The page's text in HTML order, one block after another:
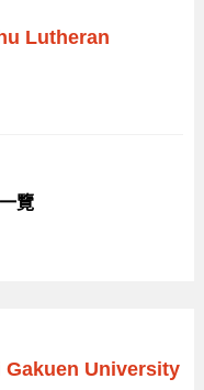
Lutheran
覽
Gakuen University